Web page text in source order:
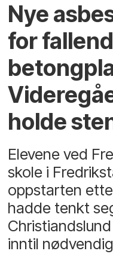
Nye
for
holde
Elevene ved
skole i
oppstarten
hadde tenkt
inntil